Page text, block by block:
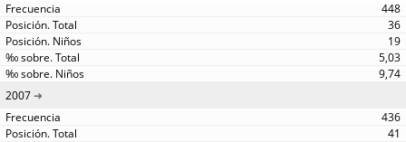
448
36
19
5,03
9,74
2007
436
41